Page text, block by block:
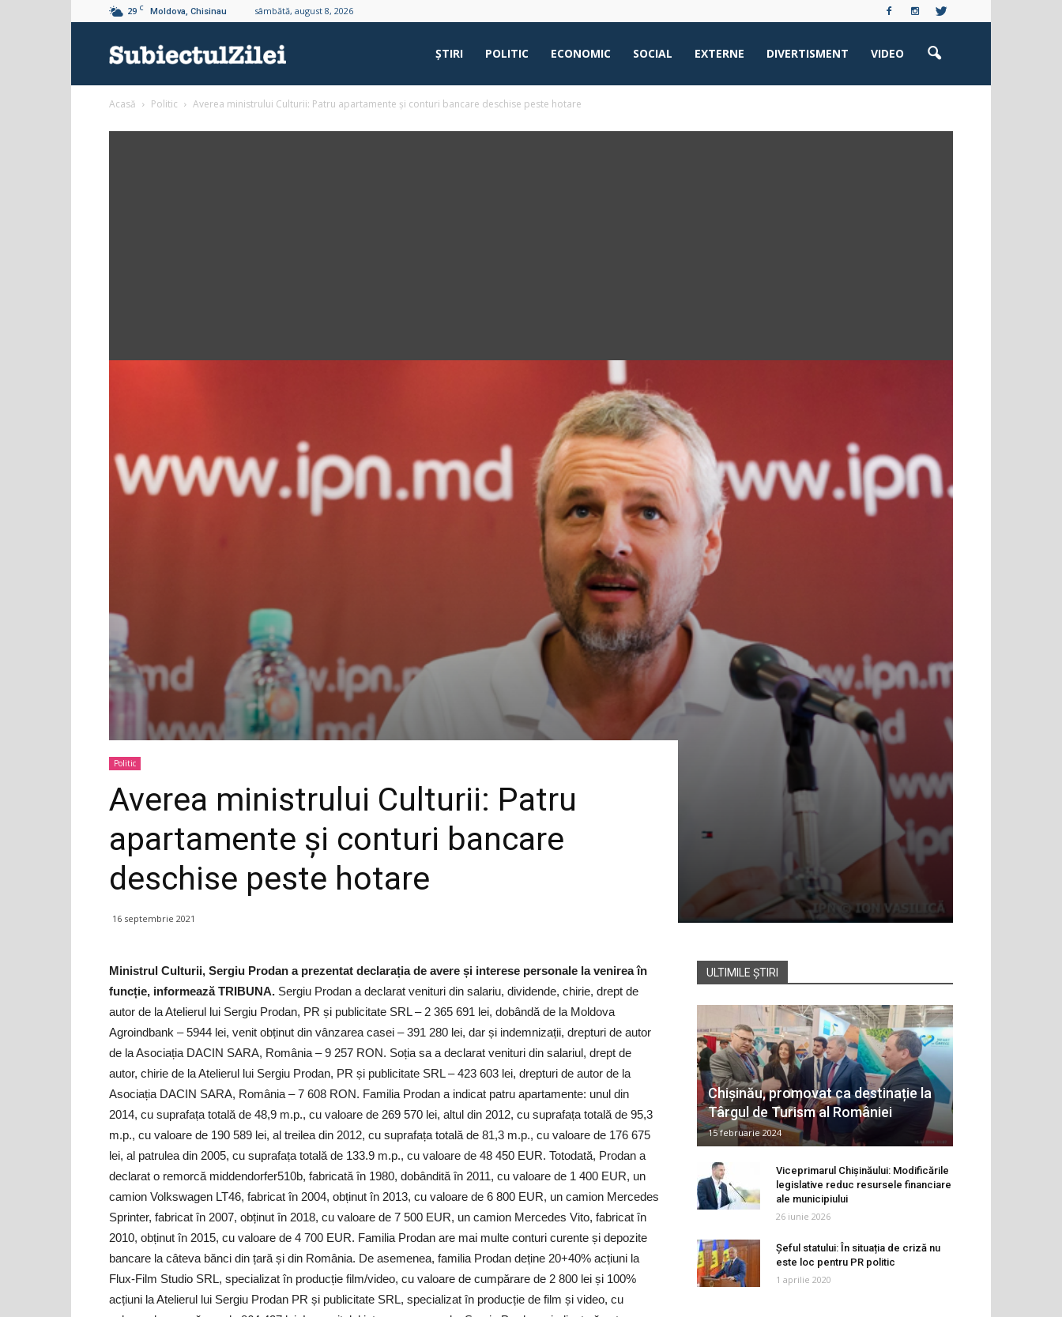
29 C Moldova, Chisinau sâmbătă, august 8, 2026
ŞTIRI POLITIC ECONOMIC SOCIAL EXTERNE DIVERTISMENT VIDEO
Acasă Politic Averea ministrului Culturii: Patru apartamente și conturi bancare deschise peste hotare
Politic
Averea ministrului Culturii: Patru
apartamente și conturi bancare
deschise peste hotare
16 septembrie 2021
Ministrul Culturii, Sergiu Prodan a prezentat declarația de avere și interese personale la venirea în
funcție, informează TRIBUNA. Sergiu Prodan a declarat venituri din salariu, dividende, chirie, drept de
autor de la Atelierul lui Sergiu Prodan, PR și publicitate SRL – 2 365 691 lei, dobândă de la Moldova
Agroindbank – 5944 lei, venit obținut din vânzarea casei – 391 280 lei, dar și indemnizații, drepturi de autor
de la Asociația DACIN SARA, România – 9 257 RON. Soția sa a declarat venituri din salariul, drept de
autor, chirie de la Atelierul lui Sergiu Prodan, PR și publicitate SRL – 423 603 lei, drepturi de autor de la
Asociația DACIN SARA, România – 7 608 RON. Familia Prodan a indicat patru apartamente: unul din
2014, cu suprafața totală de 48,9 m.p., cu valoare de 269 570 lei, altul din 2012, cu suprafața totală de 95,3
m.p., cu valoare de 190 589 lei, al treilea din 2012, cu suprafața totală de 81,3 m.p., cu valoare de 176 675
lei, al patrulea din 2005, cu suprafața totală de 133.9 m.p., cu valoare de 48 450 EUR. Totodată, Prodan a
declarat o remorcă middendorfer510b, fabricată în 1980, dobândită în 2011, cu valoare de 1 400 EUR, un
camion Volkswagen LT46, fabricat în 2004, obținut în 2013, cu valoare de 6 800 EUR, un camion Mercedes
Sprinter, fabricat în 2007, obținut în 2018, cu valoare de 7 500 EUR, un camion Mercedes Vito, fabricat în
2010, obținut în 2015, cu valoare de 4 700 EUR. Familia Prodan are mai multe conturi curente și depozite
bancare la câteva bănci din țară și din România. De asemenea, familia Prodan deține 20+40% acțiuni la
Flux-Film Studio SRL, specializat în producție film/video, cu valoare de cumpărare de 2 800 lei și 100%
acțiuni la Atelierul lui Sergiu Prodan PR și publicitate SRL, specializat în producție de film și video, cu
ULTIMILE ȘTIRI
Chișinău, promovat ca destinație la
Târgul de Turism al României
15 februarie 2024
Viceprimarul Chișinăului: Modificările
legislative reduc resursele financiare
ale municipiului
26 iunie 2026
Șeful statului: În situația de criză nu
este loc pentru PR politic
1 aprilie 2020